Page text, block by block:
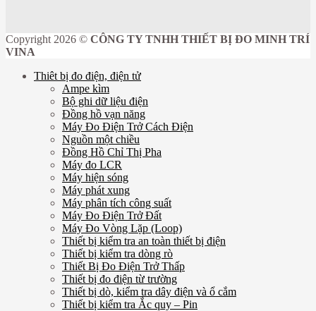
Copyright 2026 © CÔNG TY TNHH THIẾT BỊ ĐO MINH TRÍ
VINA
Thiêt bị đo điện, điện tử
Ampe kìm
Bộ ghi dữ liệu điện
Đồng hồ vạn năng
Máy Đo Điện Trở Cách Điện
Nguồn một chiều
Đồng Hồ Chỉ Thị Pha
Máy đo LCR
Máy hiện sóng
Máy phát xung
Máy phân tích công suất
Máy Đo Điện Trở Đất
Máy Đo Vòng Lặp (Loop)
Thiết bị kiểm tra an toàn thiết bị điện
Thiết bị kiểm tra dòng rò
Thiết Bị Đo Điện Trở Thấp
Thiết bị đo điện từ trường
Thiết bị dò, kiểm tra dây điện và ổ cắm
Thiết bị kiểm tra Ắc quy – Pin